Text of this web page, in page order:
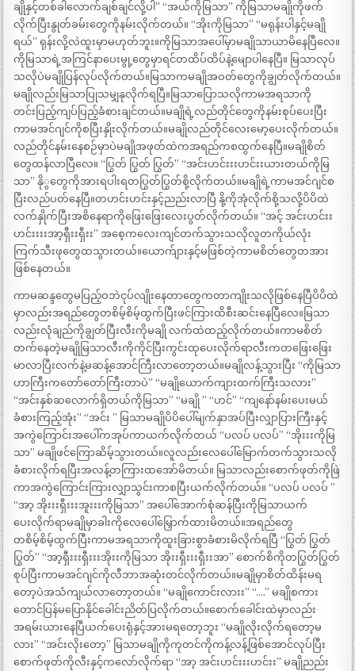
ချိုနှင့်တစ်ခါလောက်ချစ်ချင်လို့ပါ” “အယ်ကိုမြသာ” ကိုမြသာမချိုကိုဖက်
လိုက်ပြီးနွုတ်ခမ်းတွေကိုနမ်းလိုက်တယ်။ “အိုးကိုမြသာ” “မရုန်းပါနှင့်မချို
ရယ်” ရုန်းလို့လဲထူးမှာမဟုတ်ဘူး။ကိုမြသာအပေါ်မှာမချိုသာယာမိနေပြီလေ။
ကိုမြသာရဲ့အကြင်နာပေးမွု့တွေမှာရင်တထိပ်ထိပ်နဲ့မျောပါနေပြီ။ မြသာလုပ်
သလိုပဲမချိုပြန်လုပ်လိုက်တယ်။မြသာကမချိုအဝတ်တွေကိုချွတ်လိုက်တယ်။
မချိုလည်းမြသာပြုသမျှနုလိုက်ရပြီ။မြသာပြောသလိုကာမအရသာကို
တင်းပြည့်ကျပ်ပြည့်ခံစားချင်တယ်။မချိုရဲ့လည်တိုင်တွေကိုနမ်းစုပ်ပေးပြီး
ကာမအင်ဂျင်ကိုစပြီးနှိုးလိုက်တယ်။မချိုလည်တိုင်လေးမော့ပေးလိုက်တယ်။
လည်တိုင်နမ်းနေစဉ်မှာပဲမချိုအဖုတ်ထဲကအရည်ကစထွက်နေပြီ။မချိုစိတ်
တွေထန်လာပြီလေ။ “ပြွတ် ပြွတ် ပြွတ်” “အင်းဟင်းးးဟင်းးယားတယ်ကိုမြ
သာ” နိုွတွေကိုအားရပါးရတပြွတ်ပြွတ်စို့လိုက်တယ်။မချိုရဲ့ကာမအင်ဂျင်စ
ပြီးလည်ပတ်နေပြီ။တဟင်းဟင်းနှင့်ညည်းလာပြီ နို့ကိုအုံလိုက်စို့သလို့ပိပိထဲ
လက်နှိုက်ပြီးအစိနေရာကိုဖြေးဖြေးလေးပွတ်လိုက်တယ်။ “အင့် အင်းဟင်းး
ဟင်းးးးအာ့ရှီးးရှီးး” အစေ့ကလေးကျင်တက်သွားသလိုလူတကိုယ်လုံး
ကြက်သီးဖုတွေထသွားတယ်။ယောက်ျားနှင့်မဖြစ်တဲ့ကာမစိတ်တွေတအား
ဖြစ်နေတယ်။
ကာမဆန္ဒတွေမပြည့်ဝဘဲငုပ်လျိုးနေတာတွေကတာကျိုးသလိုဖြစ်နေပြီပိပိထဲ
မှာလည်းအရည်တွေတစိမ့်စိမ့်ထွက်ပြီးဖင်ကြားထိစီးဆင်းနေပြီလေ။မြသာ
လည်းလုံချည်ကိုချွတ်ပြီးလီးကိုမချို လက်ထဲထည့်လိုက်တယ်။ကာမစိတ်
တက်နေတဲ့မချိုမြသာလီးကိုကိုင်ပြီးကွင်းထုပေးလိုက်ရာလီးကတဖြေးဖြေး
မာလာပြီးလက်နဲ့မဆန့်အောင်ကြီးလာတော့တယ်။မချိုလန့်သွားပြီး “ကိုမြသာ
ဟာကြီးကတော်တော်ကြီးတာပဲ” “မချိုယောက်ကျားထက်ကြီးသလား”
“အင်းနှစ်ဆလောက်ရှိတယ်ကိုမြသာ” “မချို ” “ဟင်” “ကျနော်နမ်းပေးမယ်
ခံစားကြည့်အုံး” “အင်း ” မြသာမချိုပိပိပေါ်မျက်နှာအပ်ပြီးလျှာပြားကြီးနှင့်
အကွဲကြောင်းအပေါ်ကအုပ်ကာယက်လိုက်တယ် “ပလပ် ပလပ်” “အိုးးးကိုမြ
သာ” မချိုဖင်ကြောဆိမ့်သွားတယ်။လူလည်းလေပေါ်မြောက်တက်သွားသလို
ခံစားလိုက်ရပြီးအလန့်တကြားထအော်မိတယ်။ မြသာလည်းစောက်ဖုတ်ကိုဖြဲ
ကာအကွဲကြောင်းကြားလျှာသွင်းကာစပြီးယက်လိုက်တယ်။ “ပလပ် ပလပ် ”
“အာ့ အိုးးးရှီးးးအူးးးကိုမြသာ” အပေါ်အောက်စုံဆန်ပြီးကိုမြသာယက်
ပေးလိုက်ရာမချိုမှာခါးကိုလေပေါ်မြှောက်ထားမိတယ်။အရည်တွေ
တစိမ့်စိမ့်ထွက်ပြီးကာမအရသာကိုထူးခြားစွာခံစားမိလိုက်ရပြီ “ပြွတ် ပြွတ်
ပြွတ်” “အာ့ရှီးးးရှီးးးအိုးးကိုမြသာ အိုးးရှီးးးရှီးးအာ” စောက်စိကိုတပြွတ်ပြွတ်
စုပ်ပြီးကာမအင်ဂျင်ကိုလီဘာအဆုံးတင်လိုက်တယ်။မချိုမှာစိတ်ထိန်းမရ
တော့ပဲအသံကျယ်လာတော့တယ်။ “မချိုကောင်းလားး” “….” မချိုစကား
တောင်ပြန်မပြောနိုင်ခေါင်းညိတ်ပြလိုက်တယ်။စောက်ခေါင်းထဲမှာလည်း
အရမ်းယားနေပြီယက်ပေးရုံနှင့်အားမရတော့ဘူး “မချိုလိုးလိုက်ရတော့မ
လား” “အင်းလိုးတော့” မြသာမချိုကိုကုတင်ကိုကန့်လန့်ဖြစ်အောင်လုပ်ပြီး
စောက်ဖုတ်ကိုလီးနှင့်ကလော်လိုက်ရာ “အာ့ အင်းဟင်းးးဟင်းး” မချိုညည်း